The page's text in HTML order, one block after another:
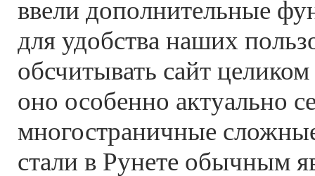
ввели дополнительные
для удобства наших
обсчитывать сайт
оно особенно актуально
многостраничные
стали в Рунете обычным